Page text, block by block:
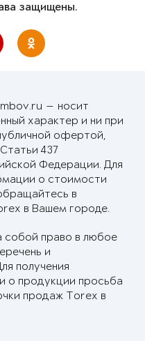
защищены.
— носит
характер и ни при
офертой,
437
Федерации. Для
о стоимости
в
в Вашем городе.
собой право в любое
и
получения
о продукции просьба
продаж Torex в